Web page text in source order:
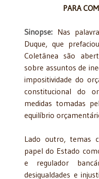
PARA
Sinopse: Nas
Duque, que
Coletânea são
sobre assuntos de
impositividade do
constitucional do
medidas tomadas
equilíbrio
Lado outro, temas
papel do Estado
e regulador
desigualdades e